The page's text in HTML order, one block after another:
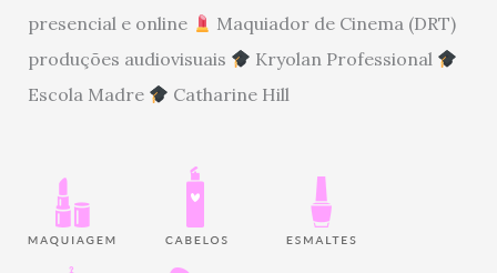
presencial e online
Maquiador de Cinema (DRT)
produções audiovisuais
Kryolan Professional
Escola Madre
Catharine Hill